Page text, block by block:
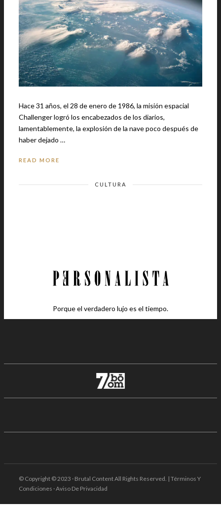
Hace 31 años, el 28 de enero de 1986, la misión espacial
Challenger logró los encabezados de los diarios,
lamentablemente, la explosión de la nave poco después de
haber dejado …
READ MORE
CULTURA
Porque el verdadero lujo es el tiempo.
© Copyright © 2023 · Brutal Content All Rights Reserved. | Términos Y
Condiciones · Aviso De Privacidad